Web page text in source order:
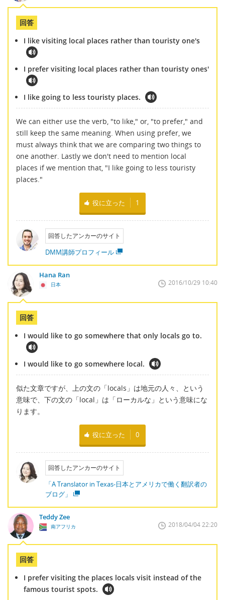
回答
I like visiting local places rather than touristy one's
I prefer visiting local places rather than touristy ones'
I like going to less touristy places.
We can either use the verb, "to like," or, "to prefer," and
still keep the same meaning. When using prefer, we
must always think that we are comparing two things to
one another. Lastly we don't need to mention local
places if we mention that, "I like going to less touristy
places."
役に立った 1
回答したアンカーのサイト
DMM講師プロフィール
Hana Ran
日本 2016/10/29 10:40
回答
I would like to go somewhere that only locals go to.
I would like to go somewhere local.
似た文章ですが、上の文の「locals」は地元の人々、という
意味で、下の文の「local」は「ローカルな」という意味にな
ります。
役に立った 0
回答したアンカーのサイト
「A Translator in Texas-日本とアメリカで働く翻訳者の
ブログ」
Teddy Zee
南アフリカ 2018/04/04 22:20
回答
I prefer visiting the places locals visit instead of the
famous tourist spots.